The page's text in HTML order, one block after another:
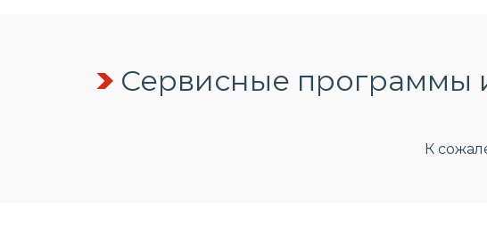
Сервисные программы
К